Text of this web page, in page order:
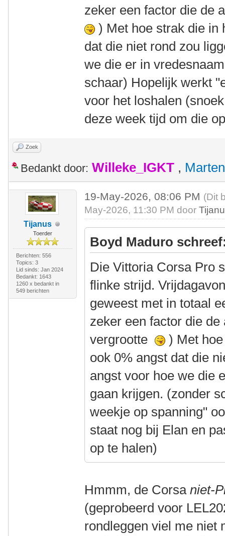
zeker een factor die de
) Met hoe strak die in
dat die niet rond zou
we die er in
schaar) Hopelijk werkt
voor het loshalen
deze week tijd om die
Zoek
Bedankt door: Willeke_IGKT , Marten
Tijanus
Toerder
Berichten: 556
Topics: 3
Lid sinds: Jan 2024
Bedankt: 1643
1260 x bedankt in
549 berichten
19-May-2026, 08:06 PM (Dit
May-2026, 11:30 PM door
Boyd Maduro
Die Vittoria Corsa Pro
flinke strijd.
geweest met in totaal
zeker een factor die
vergrootte
) Met
ook 0% angst dat die
angst voor hoe we die
gaan krijgen. (zonder
weekje op spanning"
staat nog bij Elan en
op te halen)
Hmmm, de Corsaniet-
(geprobeerd voor
rondleggen viel me niet